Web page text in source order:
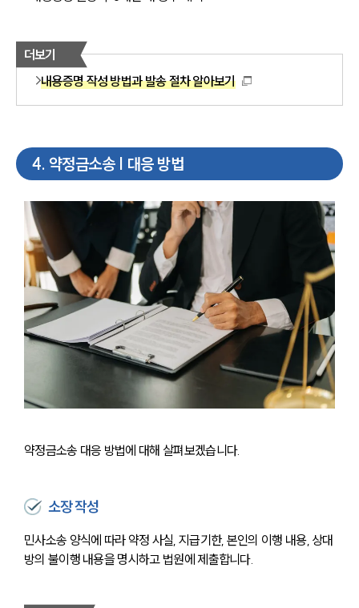
더보기
내용증명 작성 방법과 발송 절차 알아보기
4. 약정금소송 | 대응 방법
약정금소송 대응 방법에 대해 살펴보겠습니다.
소장 작성
민사소송 양식에 따라 약정 사실, 지급기한, 본인의 이행 내용, 상대
방의 불이행 내용을 명시하고 법원에 제출합니다.